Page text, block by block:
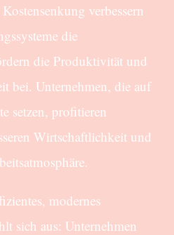
verbessern
die
die Produktivität und
bei. Unternehmen, die auf
setzen, profitieren
Wirtschaftlichkeit und
modernes
sich aus: Unternehmen